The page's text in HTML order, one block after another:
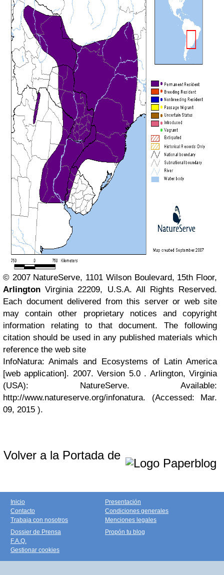
© 2007 NatureServe, 1101 Wilson Boulevard, 15th Floor,
Arlington Virginia 22209, U.S.A. All Rights Reserved.
Each document delivered from this server or web site
may contain other proprietary notices and copyright
information relating to that document. The following
citation should be used in any published materials which
reference the web site
InfoNatura: Animals and Ecosystems of Latin America
[web application]. 2007. Version 5.0 . Arlington, Virginia
(USA): NatureServe. Available:
http://www.natureserve.org/infonatura. (Accessed: Mar.
09, 2015 ).
Volver a la Portada de
Inicio
Contacto
Trabaja con nosotros
Presentación
Condiciones generales
Menciones legales
Dossier de Prensa
F.A.Q.
Gestionar cookies
Propón tu blog